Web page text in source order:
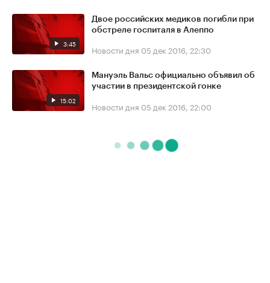
3:45
Двое российских медиков погибли при
обстреле госпиталя в Алеппо
Новости дня 05 дек 2016, 22:30
15:02
Мануэль Вальс официально объявил об
участии в президентской гонке
Новости дня 05 дек 2016, 22:00